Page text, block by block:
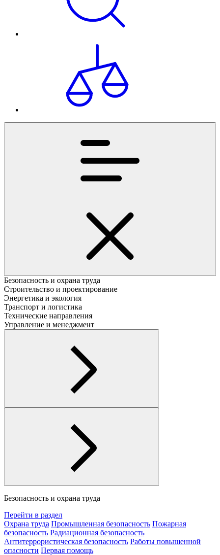
Безопасность и охрана труда
Строительство и проектирование
Энергетика и экология
Транспорт и логистика
Технические направления
Управление и менеджмент
Безопасность и охрана труда
Перейти в раздел
Охрана труда Промышленная безопасность Пожарная
безопасность Радиационная безопасность
Антитеррористическая безопасность Работы повышенной
опасности Первая помощь